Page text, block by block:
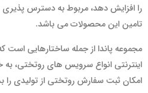
را افزایش دهد، مربوط به دسترس پذیری
تامین این محصولات می باشد.
مجموعه پاندا از جمله ساختارهایی است
اینترنتی انواع سرویس های روتختی،
امکان ثبت سفارش روتختی از تولیدی را